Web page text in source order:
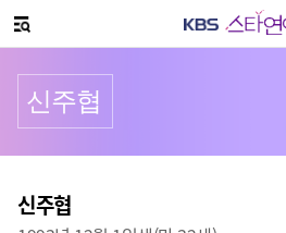
메뉴 열기
신주협
프로필
신주협